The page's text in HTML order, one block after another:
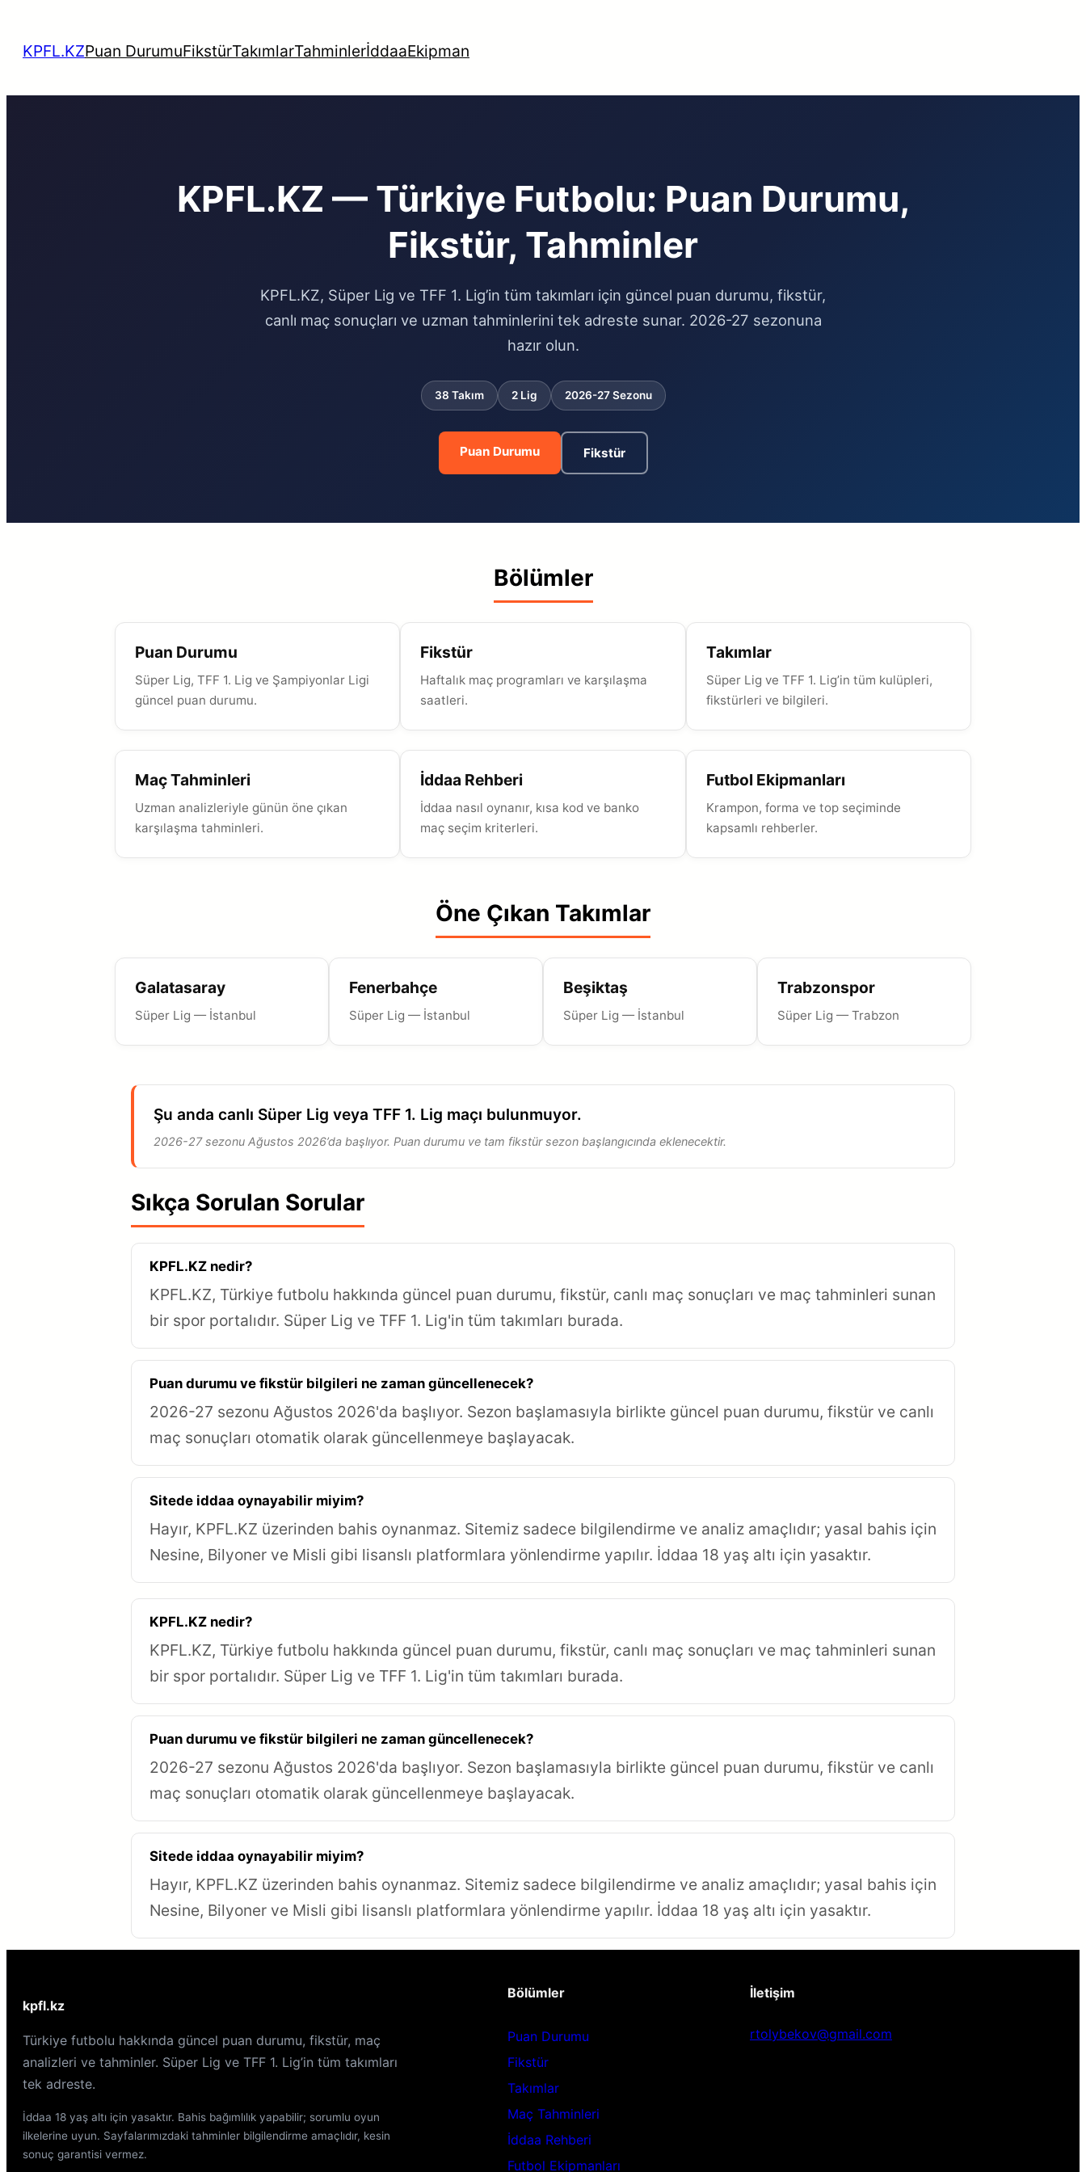
KPFL.KZPuan DurumuFikstürTakımlarTahminlerİddaaEkipman
KPFL.KZ — Türkiye Futbolu: Puan Durumu,
Fikstür, Tahminler
KPFL.KZ, Süper Lig ve TFF 1. Lig’in tüm takımları için güncel puan durumu, fikstür,
canlı maç sonuçları ve uzman tahminlerini tek adreste sunar. 2026-27 sezonuna
hazır olun.
38 Takım 2 Lig 2026-27 Sezonu
Puan Durumu Fikstür
Bölümler
Puan Durumu
Süper Lig, TFF 1. Lig ve Şampiyonlar Ligi
güncel puan durumu.
Fikstür
Haftalık maç programları ve karşılaşma
saatleri.
Takımlar
Süper Lig ve TFF 1. Lig’in tüm kulüpleri,
fikstürleri ve bilgileri.
Maç Tahminleri
Uzman analizleriyle günün öne çıkan
karşılaşma tahminleri.
İddaa Rehberi
İddaa nasıl oynanır, kısa kod ve banko
maç seçim kriterleri.
Futbol Ekipmanları
Krampon, forma ve top seçiminde
kapsamlı rehberler.
Öne Çıkan Takımlar
Galatasaray
Süper Lig — İstanbul
Fenerbahçe
Süper Lig — İstanbul
Beşiktaş
Süper Lig — İstanbul
Trabzonspor
Süper Lig — Trabzon
Şu anda canlı Süper Lig veya TFF 1. Lig maçı bulunmuyor.
2026-27 sezonu Ağustos 2026’da başlıyor. Puan durumu ve tam fikstür sezon başlangıcında eklenecektir.
Sıkça Sorulan Sorular
KPFL.KZ nedir?
KPFL.KZ, Türkiye futbolu hakkında güncel puan durumu, fikstür, canlı maç sonuçları ve maç tahminleri sunan
bir spor portalıdır. Süper Lig ve TFF 1. Lig'in tüm takımları burada.
Puan durumu ve fikstür bilgileri ne zaman güncellenecek?
2026-27 sezonu Ağustos 2026'da başlıyor. Sezon başlamasıyla birlikte güncel puan durumu, fikstür ve canlı
maç sonuçları otomatik olarak güncellenmeye başlayacak.
Sitede iddaa oynayabilir miyim?
Hayır, KPFL.KZ üzerinden bahis oynanmaz. Sitemiz sadece bilgilendirme ve analiz amaçlıdır; yasal bahis için
Nesine, Bilyoner ve Misli gibi lisanslı platformlara yönlendirme yapılır. İddaa 18 yaş altı için yasaktır.
KPFL.KZ nedir?
KPFL.KZ, Türkiye futbolu hakkında güncel puan durumu, fikstür, canlı maç sonuçları ve maç tahminleri sunan
bir spor portalıdır. Süper Lig ve TFF 1. Lig'in tüm takımları burada.
Puan durumu ve fikstür bilgileri ne zaman güncellenecek?
2026-27 sezonu Ağustos 2026'da başlıyor. Sezon başlamasıyla birlikte güncel puan durumu, fikstür ve canlı
maç sonuçları otomatik olarak güncellenmeye başlayacak.
Sitede iddaa oynayabilir miyim?
Hayır, KPFL.KZ üzerinden bahis oynanmaz. Sitemiz sadece bilgilendirme ve analiz amaçlıdır; yasal bahis için
Nesine, Bilyoner ve Misli gibi lisanslı platformlara yönlendirme yapılır. İddaa 18 yaş altı için yasaktır.
kpfl.kz
Türkiye futbolu hakkında güncel puan durumu, fikstür, maç
analizleri ve tahminler. Süper Lig ve TFF 1. Lig’in tüm takımları
tek adreste.
İddaa 18 yaş altı için yasaktır. Bahis bağımlılık yapabilir; sorumlu oyun
ilkelerine uyun. Sayfalarımızdaki tahminler bilgilendirme amaçlıdır, kesin
sonuç garantisi vermez.
Bölümler
Puan Durumu
Fikstür
Takımlar
Maç Tahminleri
İddaa Rehberi
Futbol Ekipmanları
İletişim
rtolybekov@gmail.com